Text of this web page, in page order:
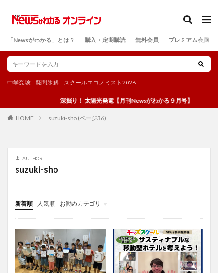
「Newsがわかる」とは？ 購入・定期購読 無料会員 プレミアム会員
中学受験 疑問氷解 スクールエコノミスト2026
深掘り！ 太陽光発電【月刊Newsがわかる９月号】
HOME suzuki-sho (ページ36)
AUTHOR
suzuki-sho
新着順 人気順
お勧めカテゴリ
投稿
学び
マンガ
電子書籍
検索